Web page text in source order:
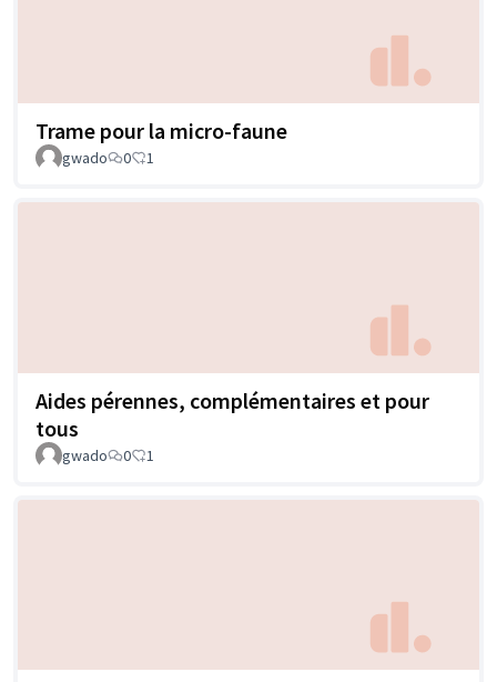
Trame pour la micro-faune
gwado 0 1
Aides pérennes, complémentaires et pour
tous
gwado 0 1